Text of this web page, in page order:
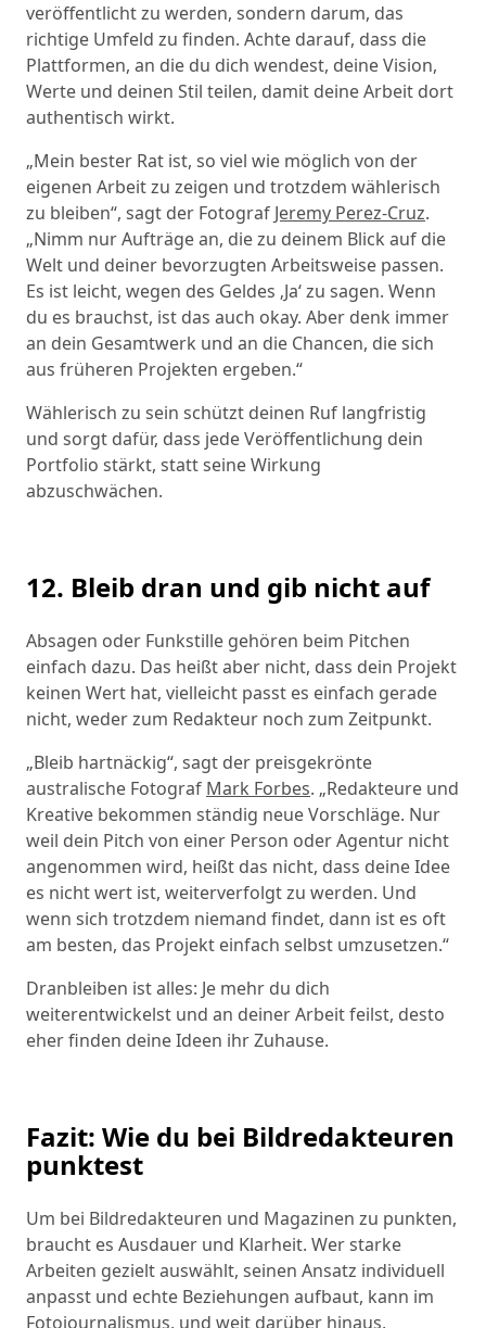
veröffentlicht zu werden, sondern darum, das
richtige Umfeld zu finden. Achte darauf, dass die
Plattformen, an die du dich wendest, deine Vision,
Werte und deinen Stil teilen, damit deine Arbeit dort
authentisch wirkt.
„Mein bester Rat ist, so viel wie möglich von der
eigenen Arbeit zu zeigen und trotzdem wählerisch
zu bleiben“, sagt der Fotograf Jeremy Perez-Cruz.
„Nimm nur Aufträge an, die zu deinem Blick auf die
Welt und deiner bevorzugten Arbeitsweise passen.
Es ist leicht, wegen des Geldes ‚Ja‘ zu sagen. Wenn
du es brauchst, ist das auch okay. Aber denk immer
an dein Gesamtwerk und an die Chancen, die sich
aus früheren Projekten ergeben.“
Wählerisch zu sein schützt deinen Ruf langfristig
und sorgt dafür, dass jede Veröffentlichung dein
Portfolio stärkt, statt seine Wirkung
abzuschwächen.
12. Bleib dran und gib nicht auf
Absagen oder Funkstille gehören beim Pitchen
einfach dazu. Das heißt aber nicht, dass dein Projekt
keinen Wert hat, vielleicht passt es einfach gerade
nicht, weder zum Redakteur noch zum Zeitpunkt.
„Bleib hartnäckig“, sagt der preisgekrönte
australische Fotograf Mark Forbes. „Redakteure und
Kreative bekommen ständig neue Vorschläge. Nur
weil dein Pitch von einer Person oder Agentur nicht
angenommen wird, heißt das nicht, dass deine Idee
es nicht wert ist, weiterverfolgt zu werden. Und
wenn sich trotzdem niemand findet, dann ist es oft
am besten, das Projekt einfach selbst umzusetzen.“
Dranbleiben ist alles: Je mehr du dich
weiterentwickelst und an deiner Arbeit feilst, desto
eher finden deine Ideen ihr Zuhause.
Fazit: Wie du bei Bildredakteuren
punktest
Um bei Bildredakteuren und Magazinen zu punkten,
braucht es Ausdauer und Klarheit. Wer starke
Arbeiten gezielt auswählt, seinen Ansatz individuell
anpasst und echte Beziehungen aufbaut, kann im
Fotojournalismus, und weit darüber hinaus,